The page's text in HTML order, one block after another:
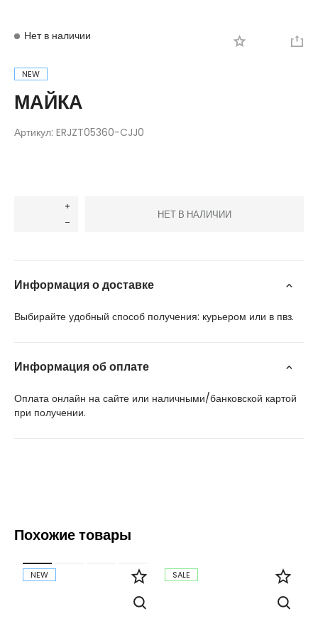
Нет в наличии
NEW
МАЙКА
Артикул: ERJZT05360-CJJ0
НЕТ В НАЛИЧИИ
Информация о доставке
Выбирайте удобный способ получения: курьером или в пвз.
Информация об оплате
Оплата онлайн на сайте или наличными/банковской картой
при получении.
Похожие товары
NEW SALE